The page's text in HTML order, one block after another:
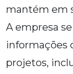
mantém em
A empresa
informações
projetos,